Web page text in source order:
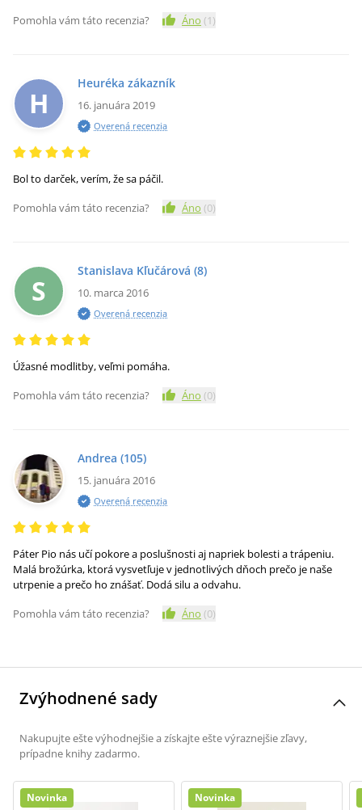
Pomohla vám táto recenzia? Áno (1)
H
Heuréka zákazník
16. januára 2019
Overená recenzia
Bol to darček, verím, že sa páčil.
Pomohla vám táto recenzia?
Áno (0)
S
Stanislava Kľučárová (8)
10. marca 2016
Overená recenzia
Úžasné modlitby, veľmi pomáha.
Pomohla vám táto recenzia?
Áno (0)
Andrea (105)
15. januára 2016
Overená recenzia
Páter Pio nás učí pokore a poslušnosti aj napriek bolesti a trápeniu.
Malá brožúrka, ktorá vysvetľuje v jednotlivých dňoch prečo je naše
utrpenie a prečo ho znášať. Dodá silu a odvahu.
Pomohla vám táto recenzia?
Áno (0)
Zvýhodnené sady
Nakupujte ešte výhodnejšie a získajte ešte výraznejšie zľavy,
prípadne knihy zadarmo.
Novinka
Novinka